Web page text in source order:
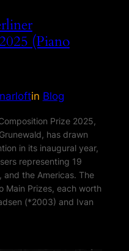
(Piano
in Blog
Prize 2025,
has drawn
in its inaugural year,
representing 19
and the Americas. The
Main Prizes, each worth
(*2003) and Ivan